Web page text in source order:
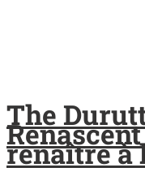
The
renaître à